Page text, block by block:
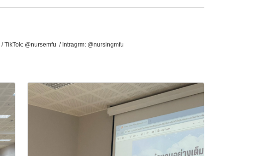
/ TikTok: @nursemfu / Intragrm: @nursingmfu